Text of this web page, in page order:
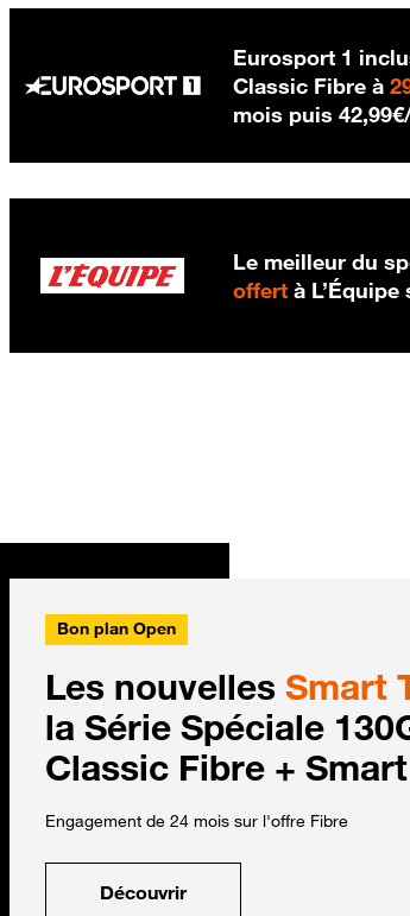
Eurosport 1
Classic Fibre à
mois puis
Le meilleur du
offert à
Bon plan Open
Les nouvelles Smart
la Série Spéciale
Classic Fibre +
Engagement de 24 mois sur l'offre Fibre
Découvrir